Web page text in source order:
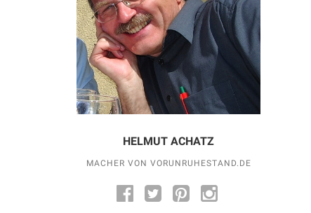
HELMUT ACHATZ
MACHER VON VORUNRUHESTAND.DE